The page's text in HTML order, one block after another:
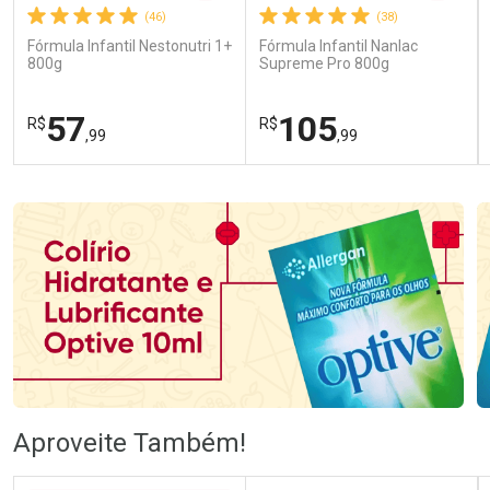
(46)
Fórmula Infantil Nestonutri 1+
800g
R$57,99
(38)
Fórmula Infantil Nanlac
Supreme Pro 800g
R$105,99
Laboratório
Por Menos
Aproveite Também!